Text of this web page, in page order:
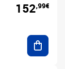
152,99€